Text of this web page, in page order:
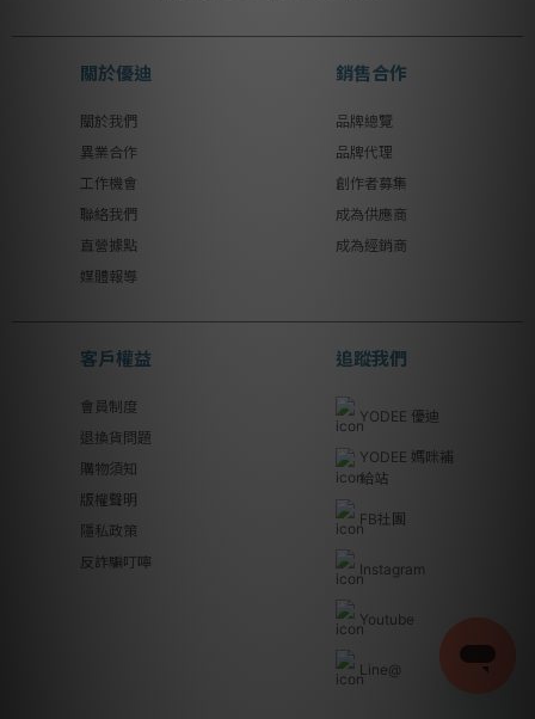
關於優迪
關於我們
異業合作
工作機會
聯絡我們
直營據點
媒體報導
銷售合作
品牌總覽
品牌代理
創作者募集
成為供應商
成為經銷商
客戶權益
會員制度
退換貨問題
購物須知
版權聲明
隱私政策
反詐騙叮嚀
追蹤我們
YODEE 優迪
YODEE 媽咪補
給站
FB社團
Instagram
Youtube
Line@